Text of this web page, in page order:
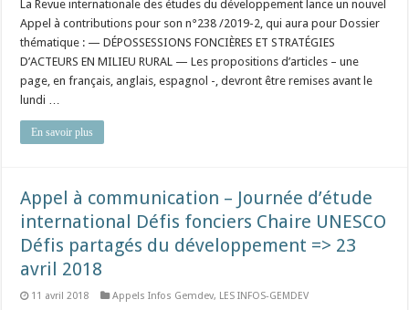
La Revue internationale des études du développement lance un nouvel
Appel à contributions pour son n°238 /2019-2, qui aura pour Dossier
thématique : — DÉPOSSESSIONS FONCIÈRES ET STRATÉGIES
D’ACTEURS EN MILIEU RURAL — Les propositions d’articles – une
page, en français, anglais, espagnol -, devront être remises avant le
lundi …
En savoir plus
Appel à communication – Journée d’étude
international Défis fonciers Chaire UNESCO
Défis partagés du développement => 23
avril 2018
11 avril 2018 Appels Infos Gemdev, LES INFOS-GEMDEV